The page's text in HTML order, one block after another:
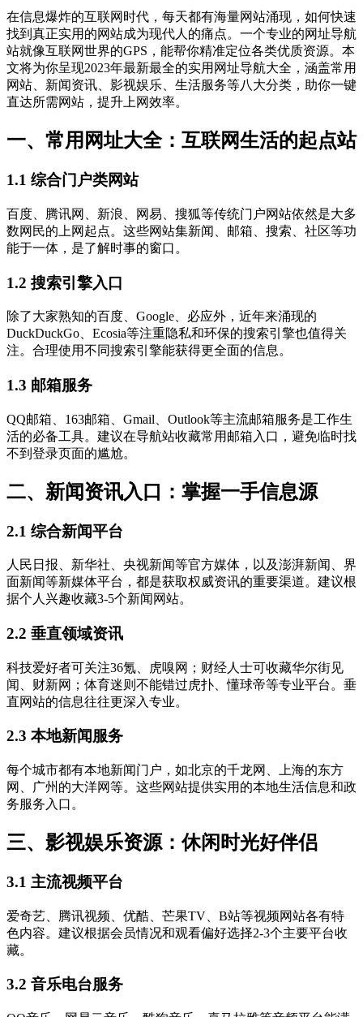
在信息爆炸的互联网时代，每天都有海量网站涌现，如何快速
找到真正实用的网站成为现代人的痛点。一个专业的网址导航
站就像互联网世界的GPS，能帮你精准定位各类优质资源。本
文将为你呈现2023年最新最全的实用网址导航大全，涵盖常用
网站、新闻资讯、影视娱乐、生活服务等八大分类，助你一键
直达所需网站，提升上网效率。
一、常用网址大全：互联网生活的起点站
1.1 综合门户类网站
百度、腾讯网、新浪、网易、搜狐等传统门户网站依然是大多
数网民的上网起点。这些网站集新闻、邮箱、搜索、社区等功
能于一体，是了解时事的窗口。
1.2 搜索引擎入口
除了大家熟知的百度、Google、必应外，近年来涌现的
DuckDuckGo、Ecosia等注重隐私和环保的搜索引擎也值得关
注。合理使用不同搜索引擎能获得更全面的信息。
1.3 邮箱服务
QQ邮箱、163邮箱、Gmail、Outlook等主流邮箱服务是工作生
活的必备工具。建议在导航站收藏常用邮箱入口，避免临时找
不到登录页面的尴尬。
二、新闻资讯入口：掌握一手信息源
2.1 综合新闻平台
人民日报、新华社、央视新闻等官方媒体，以及澎湃新闻、界
面新闻等新媒体平台，都是获取权威资讯的重要渠道。建议根
据个人兴趣收藏3-5个新闻网站。
2.2 垂直领域资讯
科技爱好者可关注36氪、虎嗅网；财经人士可收藏华尔街见
闻、财新网；体育迷则不能错过虎扑、懂球帝等专业平台。垂
直网站的信息往往更深入专业。
2.3 本地新闻服务
每个城市都有本地新闻门户，如北京的千龙网、上海的东方
网、广州的大洋网等。这些网站提供实用的本地生活信息和政
务服务入口。
三、影视娱乐资源：休闲时光好伴侣
3.1 主流视频平台
爱奇艺、腾讯视频、优酷、芒果TV、B站等视频网站各有特
色内容。建议根据会员情况和观看偏好选择2-3个主要平台收
藏。
3.2 音乐电台服务